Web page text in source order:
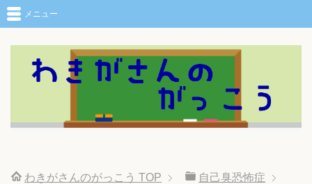
メニュー
わきがさんのがっこう TOP 自己臭恐怖症